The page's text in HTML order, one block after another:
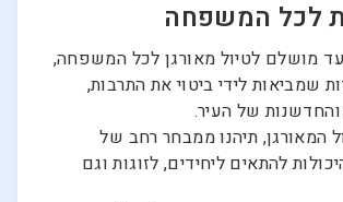
לכל המשפחה
מושלם לטיול מאורגן לכל המשפחה,
שמביאות לידי ביטוי את התרבות,
והחדשנות של העיר.
המאורגן, תיהנו ממבחר רחב של
להתאים ליחידים, לזוגות וגם